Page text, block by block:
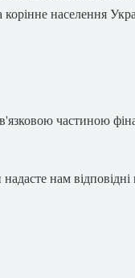
населення
частиною
надасте нам